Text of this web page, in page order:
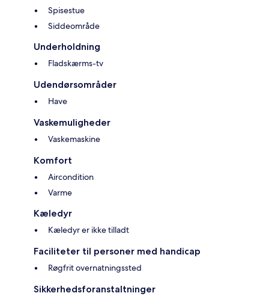
Spisestue
Siddeområde
Underholdning
Fladskærms-tv
Udendørsområder
Have
Vaskemuligheder
Vaskemaskine
Komfort
Aircondition
Varme
Kæledyr
Kæledyr er ikke tilladt
Faciliteter til personer med handicap
Røgfrit overnatningssted
Sikkerhedsforanstaltninger